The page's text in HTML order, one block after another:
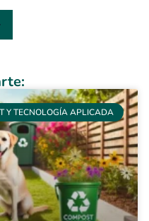
Y TECNOLOGÍA APLICADA